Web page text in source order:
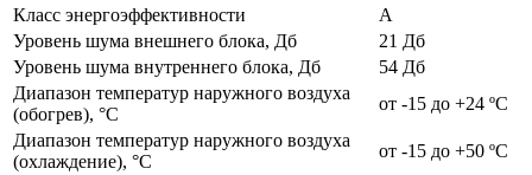
Класс энергоэффективности
А
Уровень шума внешнего блока, Дб
21 Дб
Уровень шума внутреннего блока, Дб
54 Дб
Диапазон температур наружного воздуха
(обогрев), °C
от -15 до +24 ºС
Диапазон температур наружного воздуха
(охлаждение), °C
от -15 до +50 ºС